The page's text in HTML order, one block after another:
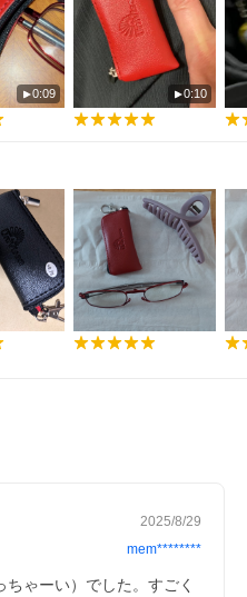
0:09 0:10
2025/8/29
mem********
ゃーい）でした。すごく